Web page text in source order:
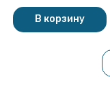
В корзину